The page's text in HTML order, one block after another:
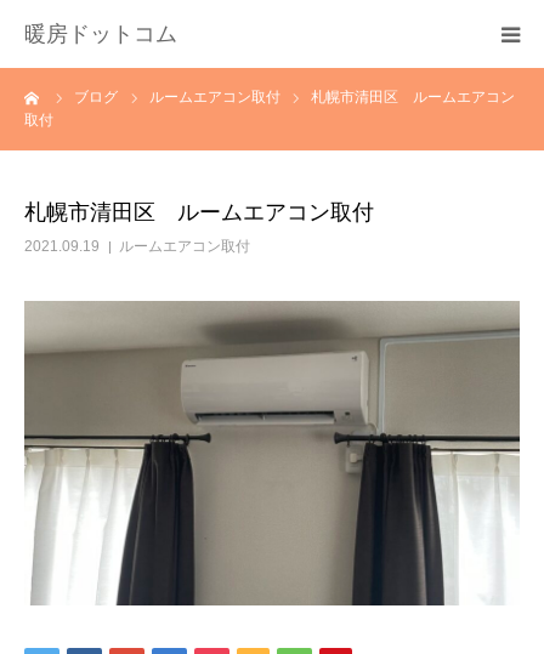
暖房ドットコム
ブログ ルームエアコン取付
札幌市清田区 ルームエアコン
取付
札幌市清田区 ルームエアコン取付
2021.09.19 ルームエアコン取付
選ばれる理由
その他サービス
お問い合わせ